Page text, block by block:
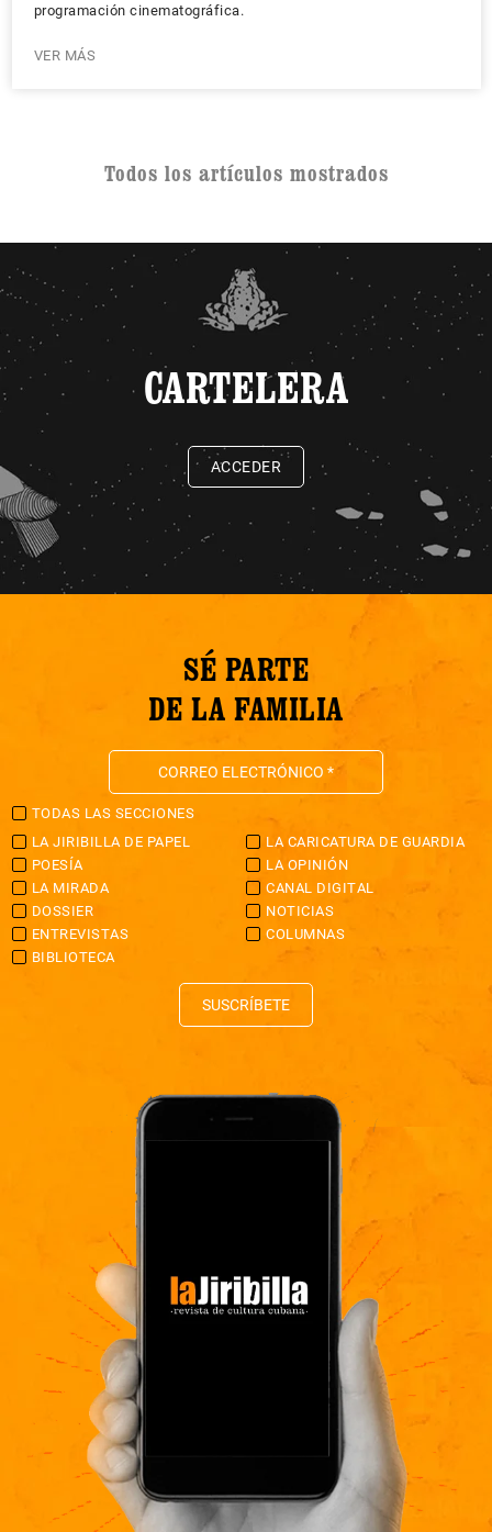
programación cinematográfica.
VER MÁS
Todos los artículos mostrados
CARTELERA
ACCEDER
SÉ PARTE
DE LA FAMILIA
TODAS LAS SECCIONES
LA JIRIBILLA DE PAPEL
LA CARICATURA DE GUARDIA
POESÍA
LA OPINIÓN
LA MIRADA
CANAL DIGITAL
DOSSIER
NOTICIAS
ENTREVISTAS
COLUMNAS
BIBLIOTECA
SUSCRÍBETE